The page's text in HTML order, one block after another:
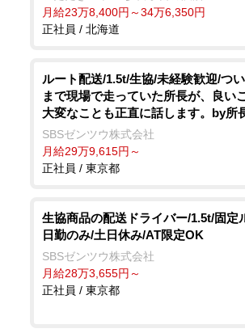
月給23万8,400円～34万6,350円
正社員 / 北海道
ルート配送/1.5t/生協/未経験歓迎/つ
まで現場で走っていた所長が、良い
大変なことも正直に話します。by所
SBSゼンツウ株式会社
月給29万9,615円～
正社員 / 東京都
生協商品の配送ドライバー/1.5t/固定
日勤のみ/土日休み/AT限定OK
SBSゼンツウ株式会社
月給28万3,655円～
正社員 / 東京都